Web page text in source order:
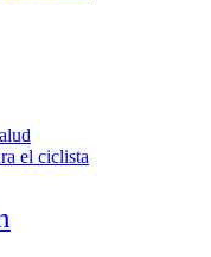
el ciclista